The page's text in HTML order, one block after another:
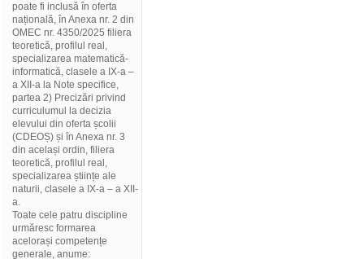
poate fi inclusă în oferta
națională, în Anexa nr. 2 din
OMEC nr. 4350/2025 filiera
teoretică, profilul real,
specializarea matematică-
informatică, clasele a IX-a –
a XII-a la Note specifice,
partea 2) Precizări privind
curriculumul la decizia
elevului din oferta școlii
(CDEOȘ) și în Anexa nr. 3
din același ordin, filiera
teoretică, profilul real,
specializarea științe ale
naturii, clasele a IX-a – a XII-
a.
Toate cele patru discipline
urmăresc formarea
acelorași competențe
generale, anume: